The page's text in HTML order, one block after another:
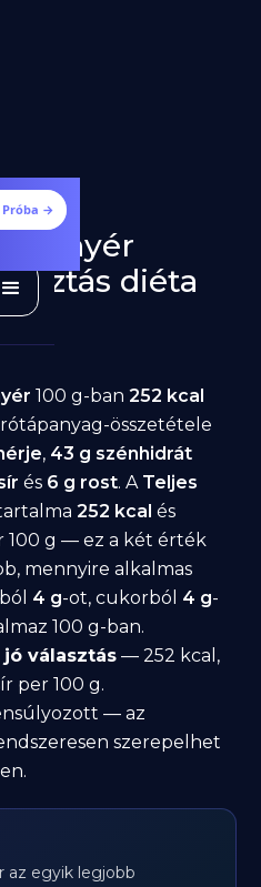
Próba →
Kenyér
diéta
100 g-ban252 kcal
összetétele
, 43 g szénhidrát
és 6 g rost. A Teljes
252 kcal és
100 g — ez a két érték
mennyire alkalmas
4 g-ot, cukorból 4 g-
100 g-ban.
választás — 252 kcal,
per 100 g.
— az
szerepelhet
az egyik legjobb